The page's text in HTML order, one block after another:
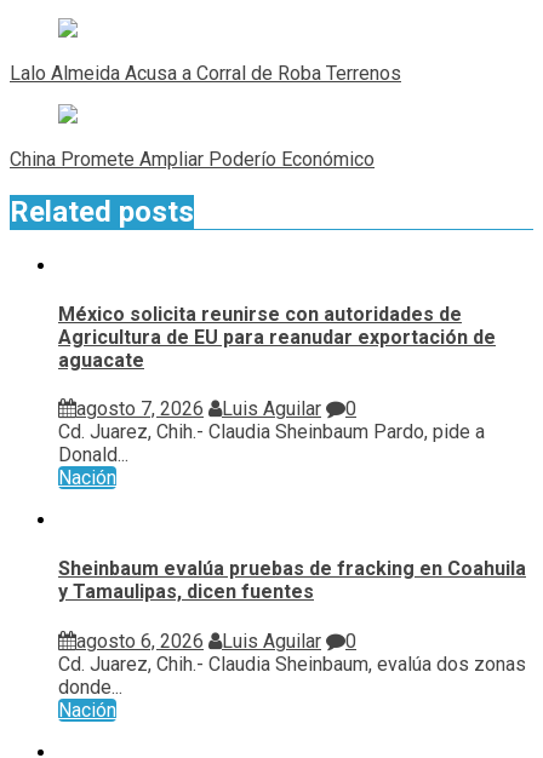
Navegación
de
entradas
Lalo Almeida Acusa a Corral de Roba Terrenos
China Promete Ampliar Poderío Económico
Related posts
México solicita reunirse con autoridades de
Agricultura de EU para reanudar exportación de
aguacate
agosto 7, 2026 Luis Aguilar
0
Cd. Juarez, Chih.- Claudia Sheinbaum Pardo, pide a
Donald...
Nación
Sheinbaum evalúa pruebas de fracking en Coahuila
y Tamaulipas, dicen fuentes
agosto 6, 2026 Luis Aguilar
0
Cd. Juarez, Chih.- Claudia Sheinbaum, evalúa ⁠dos zonas
donde...
Nación